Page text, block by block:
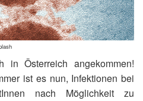
in Österreich angekommen!
ist es nun, Infektionen bei
nach Möglichkeit zu